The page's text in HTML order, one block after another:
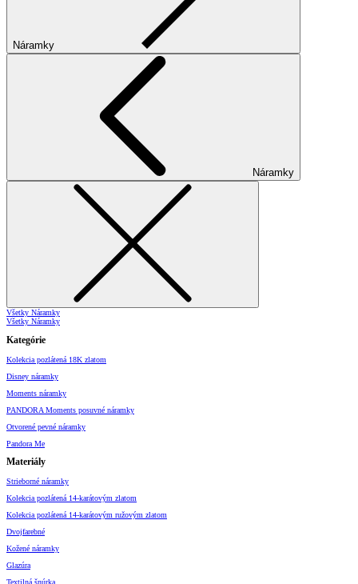
Náramky
Náramky
Všetky Náramky
Všetky Náramky
Kategórie
Kolekcia pozlátená 18K zlatom
Disney náramky
Moments náramky
PANDORA Moments posuvné náramky
Otvorené pevné náramky
Pandora Me
Materiály
Strieborné náramky
Kolekcia pozlátená 14-karátovým zlatom
Kolekcia pozlátená 14-karátovým ružovým zlatom
Dvojfarebné
Kožené náramky
Glazúra
Textilná šnúrka